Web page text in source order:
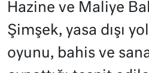
Hazine ve Maliye
Şimşek, yasa dışı
oyunu, bahis ve